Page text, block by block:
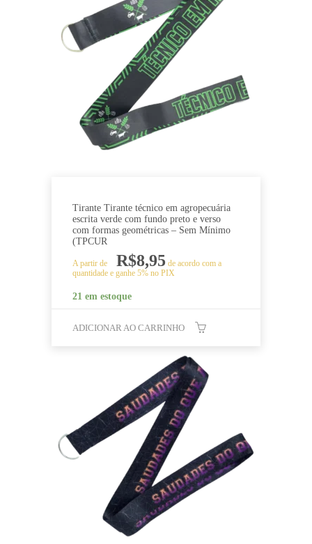
Tirante Tirante técnico em agropecuária
escrita verde com fundo preto e verso
com formas geométricas – Sem Mínimo
(TPCUR
A partir de R$8,95 de acordo com a
quantidade e ganhe 5% no PIX
21 em estoque
ADICIONAR AO CARRINHO